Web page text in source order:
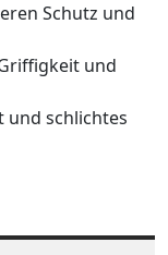
Schutz und
und
und schlichtes